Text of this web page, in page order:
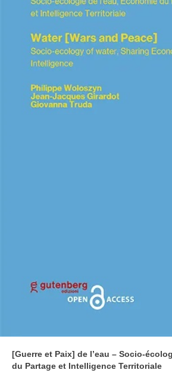
[Guerre et Paix] de l’eau – Socio-
du Partage et Intelligence Territoriale